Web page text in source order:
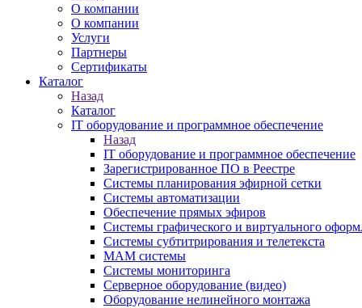
О компании
О компании
Услуги
Партнеры
Сертификаты
Каталог
Назад
Каталог
IT оборудование и программное обеспечение
Назад
IT оборудование и программное обеспечение
Зарегистрированное ПО в Реестре
Системы планирования эфирной сетки
Системы автоматизации
Обеспечение прямых эфиров
Системы графического и виртуального
Системы субтитрирования и телетекста
MAM системы
Системы мониторинга
Серверное оборудование (видео)
Оборудование нелинейного монтажа